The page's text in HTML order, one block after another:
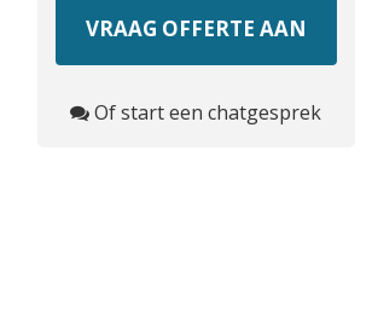
Of start een chatgesprek